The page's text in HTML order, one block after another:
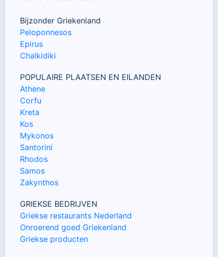
Bijzonder Griekenland
Peloponnesos
Epirus
Chalkidiki
POPULAIRE PLAATSEN EN EILANDEN
Athene
Corfu
Kreta
Kos
Mykonos
Santorini
Rhodos
Samos
Zakynthos
GRIEKSE BEDRIJVEN
Griekse restaurants Nederland
Onroerend goed Griekenland
Griekse producten